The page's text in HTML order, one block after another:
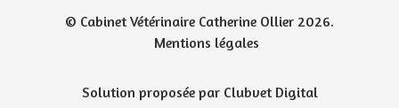
© Cabinet Vétérinaire Catherine Ollier 2026.
Mentions légales
Solution proposée par Clubvet Digital